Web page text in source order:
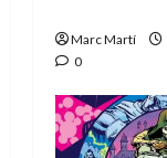
Marc Martí
0